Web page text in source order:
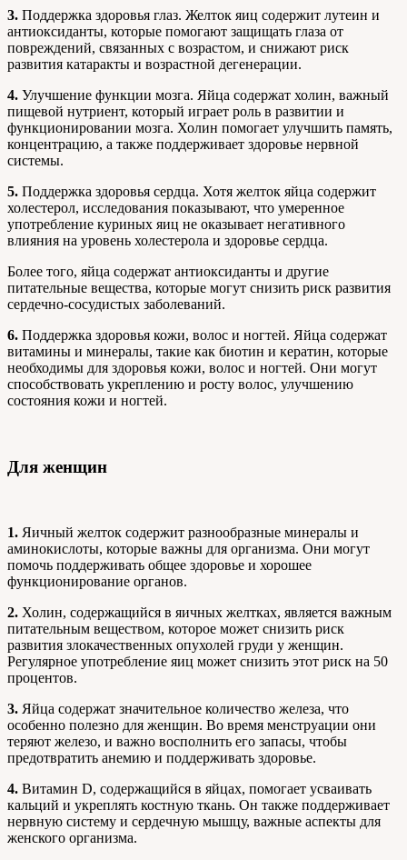
3. Поддержка здоровья глаз. Желток яиц содержит лутеин и
антиоксиданты, которые помогают защищать глаза от
повреждений, связанных с возрастом, и снижают риск
развития катаракты и возрастной дегенерации.
4. Улучшение функции мозга. Яйца содержат холин, важный
пищевой нутриент, который играет роль в развитии и
функционировании мозга. Холин помогает улучшить память,
концентрацию, а также поддерживает здоровье нервной
системы.
5. Поддержка здоровья сердца. Хотя желток яйца содержит
холестерол, исследования показывают, что умеренное
употребление куриных яиц не оказывает негативного
влияния на уровень холестерола и здоровье сердца.
Более того, яйца содержат антиоксиданты и другие
питательные вещества, которые могут снизить риск развития
сердечно-сосудистых заболеваний.
6. Поддержка здоровья кожи, волос и ногтей. Яйца содержат
витамины и минералы, такие как биотин и кератин, которые
необходимы для здоровья кожи, волос и ногтей. Они могут
способствовать укреплению и росту волос, улучшению
состояния кожи и ногтей.
Для женщин
1. Яичный желток содержит разнообразные минералы и
аминокислоты, которые важны для организма. Они могут
помочь поддерживать общее здоровье и хорошее
функционирование органов.
2. Холин, содержащийся в яичных желтках, является важным
питательным веществом, которое может снизить риск
развития злокачественных опухолей груди у женщин.
Регулярное употребление яиц может снизить этот риск на 50
процентов.
3. Яйца содержат значительное количество железа, что
особенно полезно для женщин. Во время менструации они
теряют железо, и важно восполнить его запасы, чтобы
предотвратить анемию и поддерживать здоровье.
4. Витамин D, содержащийся в яйцах, помогает усваивать
кальций и укреплять костную ткань. Он также поддерживает
нервную систему и сердечную мышцу, важные аспекты для
женского организма.